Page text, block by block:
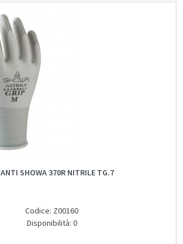
SHOWA 370R NITRILE TG.7
Codice: Z00160
Disponibilità: 0